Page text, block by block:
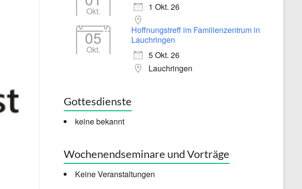
Okt. 1 Okt. 26
05
Okt.
Hoffnungstreff im Familienzentrum in
Lauchringen
5 Okt. 26
Lauchringen
Gottesdienste
keine bekannt
Wochenendseminare und Vorträge
Keine Veranstaltungen